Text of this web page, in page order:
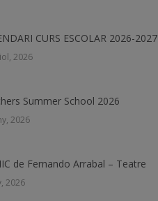
CURS ESCOLAR 2026-2027
2026
Summer School 2026
2026
de Fernando Arrabal – Teatre
2026